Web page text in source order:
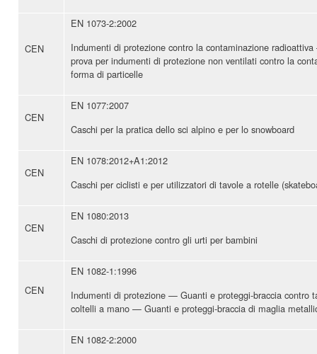
CEN
EN 1073-2:2002
Indumenti di protezione contro la contaminazione
prova per indumenti di protezione non ventilati contro la
forma di particelle
CEN
EN 1077:2007
Caschi per la pratica dello sci alpino e per lo snowboard
CEN
EN 1078:2012+A1:2012
Caschi per ciclisti e per utilizzatori di tavole a rotelle
CEN
EN 1080:2013
Caschi di protezione contro gli urti per bambini
CEN
EN 1082-1:1996
Indumenti di protezione — Guanti e proteggi-braccia contro
coltelli a mano — Guanti e proteggi-braccia di maglia
EN 1082-2:2000